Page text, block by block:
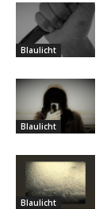
Blaulicht
Blaulicht
Blaulicht